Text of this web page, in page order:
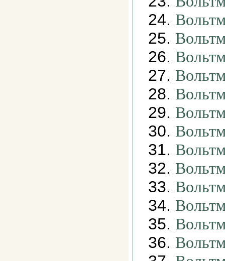
24.
25.
26.
27.
28.
29.
30.
31.
32.
33.
34.
35.
36.